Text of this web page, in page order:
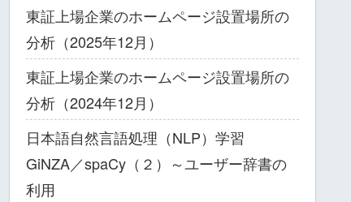
東証上場企業のホームページ設置場所の
分析（2025年12月）
東証上場企業のホームページ設置場所の
分析（2024年12月）
日本語自然言語処理（NLP）学習
GiNZA／spaCy（２）～ユーザー辞書の
利用